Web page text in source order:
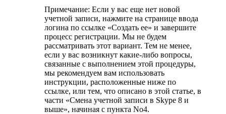
Примечание: Если у вас еще нет новой
учетной записи, нажмите на странице ввода
логина по ссылке «Создать ее» и завершите
процесс регистрации. Мы не будем
рассматривать этот вариант. Тем не менее,
если у вас возникнут какие-либо вопросы,
связанные с выполнением этой процедуры,
мы рекомендуем вам использовать
инструкции, расположенные ниже по
ссылке, или тем, что описано в этой статье, в
части «Смена учетной записи в Skype 8 и
выше», начиная с пункта No4.